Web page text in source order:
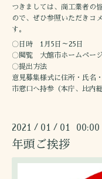
つきましては、商工業者の
ので、ぜひ参照いただきコ
す。
〇日時 1月5日～25日
〇閲覧 大館市ホームペー
〇提出方法
意見募集様式に住所・氏名
市窓口へ持参（本庁、比内
2021 / 01 / 01 00:00
年頭ご挨拶